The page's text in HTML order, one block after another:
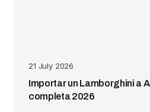
21 July 2026
Importar un Lamborghini a
completa 2026